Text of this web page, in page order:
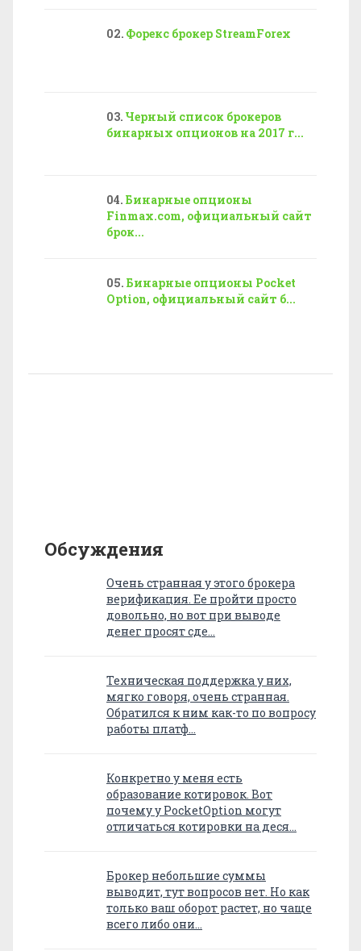
Форекс брокер StreamForex
Черный список брокеров
бинарных опционов на 2017 г...
Бинарные опционы
Finmax.com, официальный сайт
брок...
Бинарные опционы Pocket
Option, официальный сайт б...
Обсуждения
Очень странная у этого брокера
верификация. Ее пройти просто
довольно, но вот при выводе
денег просят сде…
Техническая поддержка у них,
мягко говоря, очень странная.
Обратился к ним как-то по вопросу
работы платф…
Конкретно у меня есть
образование котировок. Вот
почему у PocketOption могут
отличаться котировки на деся…
Брокер небольшие суммы
выводит, тут вопросов нет. Но как
только ваш оборот растет, но чаще
всего либо они…